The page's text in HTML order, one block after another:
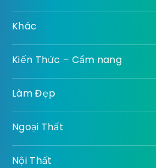
Khác
Kiến Thức – Cẩm nang
Làm Đẹp
Ngoại Thất
Nội Thất